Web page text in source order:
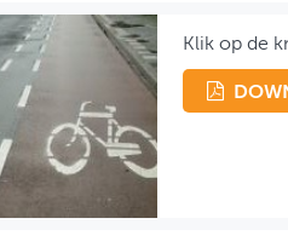
Klik op de